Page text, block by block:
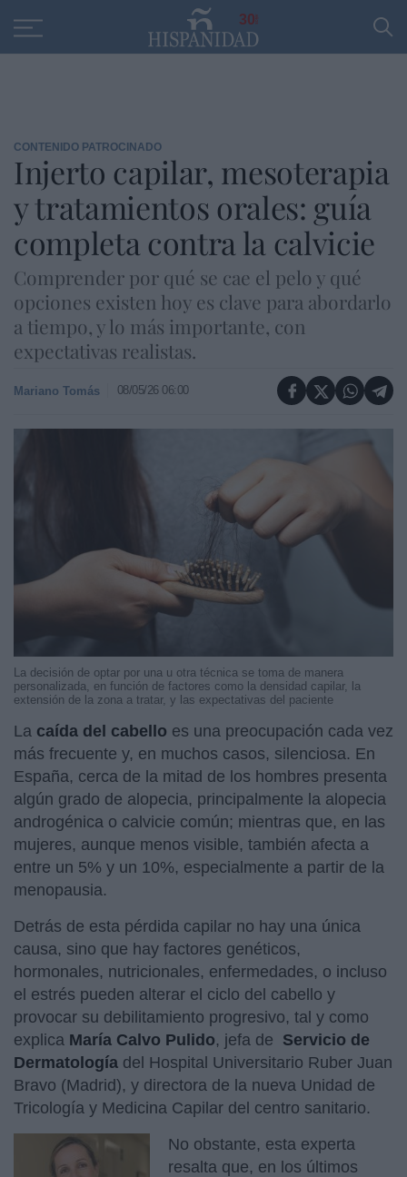
30
CONTENIDO PATROCINADO
Injerto capilar, mesoterapia
y tratamientos orales: guía
completa contra la calvicie
Comprender por qué se cae el pelo y qué
opciones existen hoy es clave para abordarlo
a tiempo, y lo más importante, con
expectativas realistas.
Mariano Tomás 08/05/26 06:00
La decisión de optar por una u otra técnica se toma de manera
personalizada, en función de factores como la densidad capilar, la
extensión de la zona a tratar, y las expectativas del paciente
La caída del cabello es una preocupación cada vez
más frecuente y, en muchos casos, silenciosa. En
España, cerca de la mitad de los hombres presenta
algún grado de alopecia, principalmente la alopecia
androgénica o calvicie común; mientras que, en las
mujeres, aunque menos visible, también afecta a
entre un 5% y un 10%, especialmente a partir de la
menopausia.
Detrás de esta pérdida capilar no hay una única
causa, sino que hay factores genéticos,
hormonales, nutricionales, enfermedades, o incluso
el estrés pueden alterar el ciclo del cabello y
provocar su debilitamiento progresivo, tal y como
explica María Calvo Pulido, jefa de Servicio de
Dermatología del Hospital Universitario Ruber Juan
Bravo (Madrid), y directora de la nueva Unidad de
Tricología y Medicina Capilar del centro sanitario.
No obstante, esta experta
resalta que, en los últimos